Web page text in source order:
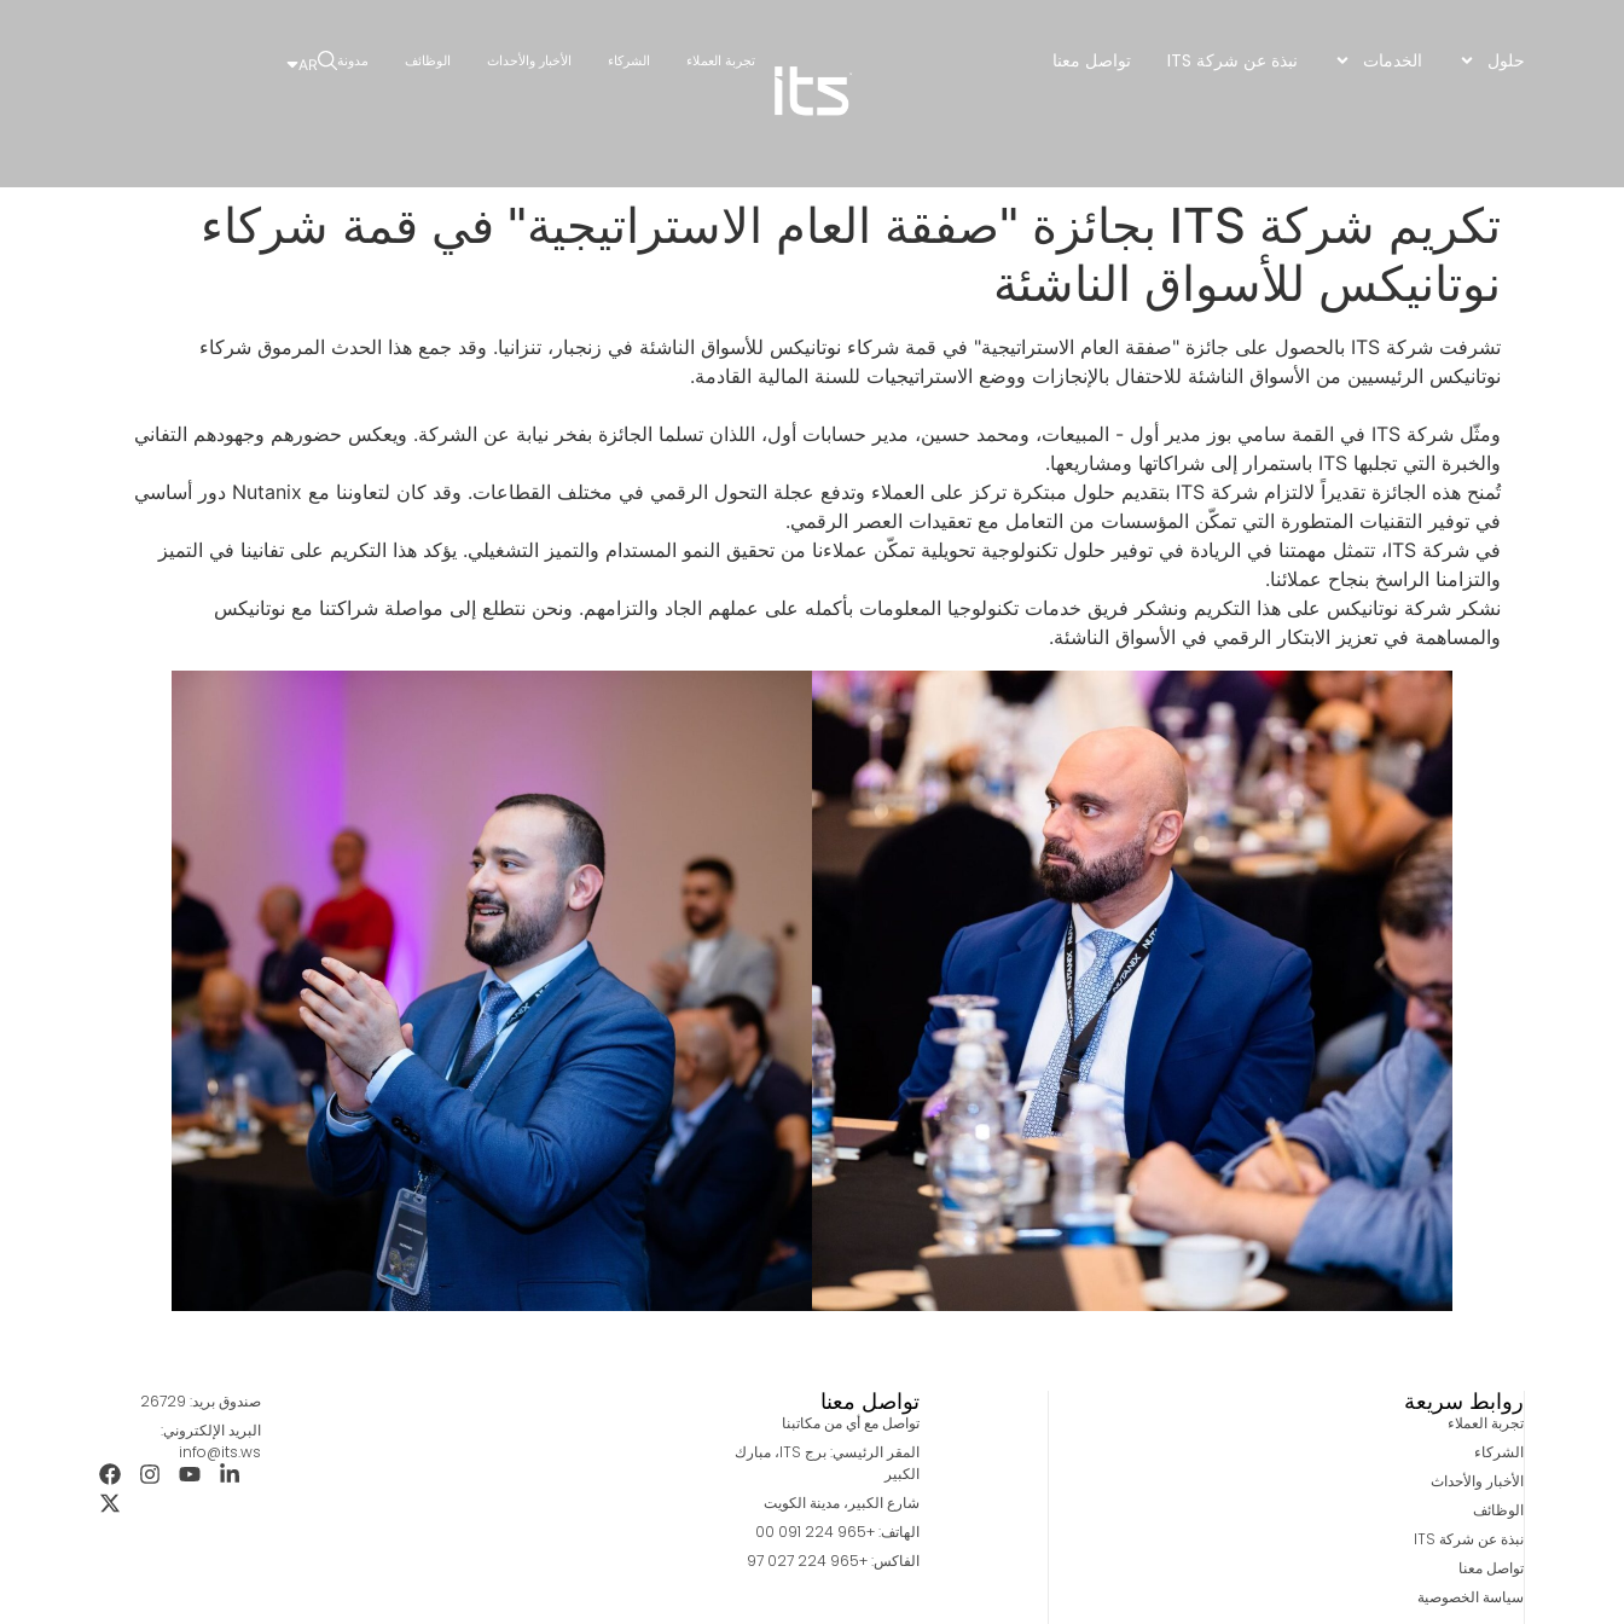
حلول الخدمات نبذة عن شركة ITS تواصل معنا تجربة العملاء الشركاء الأخبار والأحداث الوظائف مدونة AR
تكريم شركة ITS بجائزة "صفقة العام الاستراتيجية" في قمة شركاء
نوتانيكس للأسواق الناشئة
تشرفت شركة ITS بالحصول على جائزة "صفقة العام الاستراتيجية" في قمة شركاء نوتانيكس للأسواق الناشئة في زنجبار، تنزانيا. وقد جمع هذا الحدث المرموق شركاء
نوتانيكس الرئيسيين من الأسواق الناشئة للاحتفال بالإنجازات ووضع الاستراتيجيات للسنة المالية القادمة.
ومثّل شركة ITS في القمة سامي بوز مدير أول - المبيعات، ومحمد حسين، مدير حسابات أول، اللذان تسلما الجائزة بفخر نيابة عن الشركة. ويعكس حضورهم وجهودهم التفاني
والخبرة التي تجلبها ITS باستمرار إلى شراكاتها ومشاريعها.
تُمنح هذه الجائزة تقديراً لالتزام شركة ITS بتقديم حلول مبتكرة تركز على العملاء وتدفع عجلة التحول الرقمي في مختلف القطاعات. وقد كان لتعاوننا مع Nutanix دور أساسي
في توفير التقنيات المتطورة التي تمكّن المؤسسات من التعامل مع تعقيدات العصر الرقمي.
في شركة ITS، تتمثل مهمتنا في الريادة في توفير حلول تكنولوجية تحويلية تمكّن عملاءنا من تحقيق النمو المستدام والتميز التشغيلي. يؤكد هذا التكريم على تفانينا في التميز
والتزامنا الراسخ بنجاح عملائنا.
نشكر شركة نوتانيكس على هذا التكريم ونشكر فريق خدمات تكنولوجيا المعلومات بأكمله على عملهم الجاد والتزامهم. ونحن نتطلع إلى مواصلة شراكتنا مع نوتانيكس
والمساهمة في تعزيز الابتكار الرقمي في الأسواق الناشئة.
روابط سريعة
تجربة العملاء
الشركاء
الأخبار والأحداث
الوظائف
نبذة عن شركة ITS
تواصل معنا
سياسة الخصوصية
تواصل معنا
تواصل مع أي من مكاتبنا
المقر الرئيسي: برج ITS، مبارك
الكبير
شارع الكبير، مدينة الكويت
الهاتف: +965 224 091 00
الفاكس: +965 224 027 97
صندوق بريد: 26729
البريد الإلكتروني:
info@its.ws